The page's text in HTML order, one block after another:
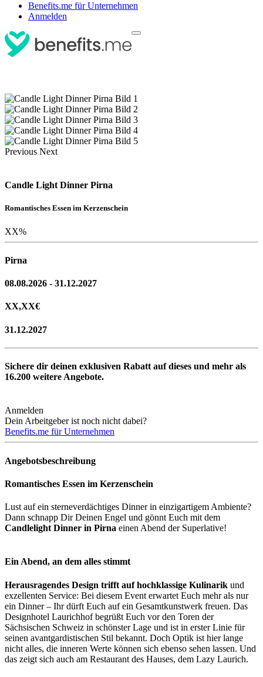
Benefits.me für Unternehmen
Anmelden
Previous Next
Candle Light Dinner Pirna
Romantisches Essen im Kerzenschein
XX%
Pirna
08.08.2026 - 31.12.2027
XX,XX€
31.12.2027
Sichere dir deinen exklusiven Rabatt auf dieses und mehr als
16.200 weitere Angebote.
Anmelden
Dein Arbeitgeber ist noch nicht dabei?
Benefits.me für Unternehmen
Angebotsbeschreibung
Romantisches Essen im Kerzenschein
Lust auf ein sterneverdächtiges Dinner in einzigartigem Ambiente?
Dann schnapp Dir Deinen Engel und gönnt Euch mit dem
Candlelight Dinner in Pirna einen Abend der Superlative!
Ein Abend, an dem alles stimmt
Herausragendes Design trifft auf hochklassige Kulinarik und
exzellenten Service: Bei diesem Event erwartet Euch mehr als nur
ein Dinner – Ihr dürft Euch auf ein Gesamtkunstwerk freuen. Das
Designhotel Laurichhof begrüßt Euch vor den Toren der
Sächsischen Schweiz in schönster Lage und ist in erster Linie für
seinen avantgardistischen Stil bekannt. Doch Optik ist hier lange
nicht alles, die inneren Werte können sich ebenso sehen lassen. Und
das zeigt sich auch am Restaurant des Hauses, dem Lazy Laurich.